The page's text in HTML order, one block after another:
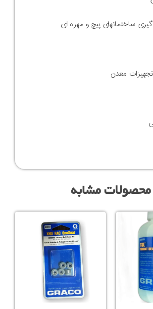
ساختمانهای پیچ و مهره ای
معدن
محصولات مشابه